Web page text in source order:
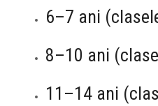
6–7 ani
8–10 ani
11–14 ani